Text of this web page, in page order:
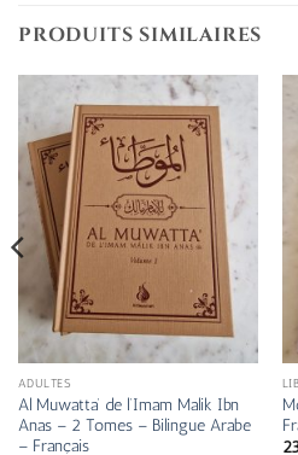
PRODUITS SIMILAIRES
ADULTES
Al Muwatta’ de l’Imam Malik Ibn
Anas – 2 Tomes – Bilingue Arabe
– Français